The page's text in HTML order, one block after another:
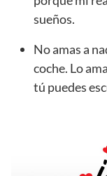
sueños.
No amas a
coche. Lo
tú puedes